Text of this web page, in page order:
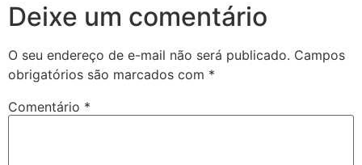
Deixe um comentário
O seu endereço de e-mail não será publicado. Campos
obrigatórios são marcados com *
Comentário *